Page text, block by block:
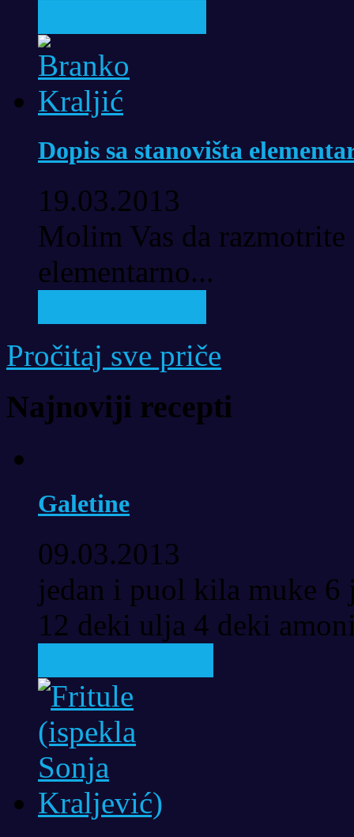
Dopis sa stanovišta
19.03.2013
Molim Vas da
elementarno...
Pročitaj sve priče
Najnoviji recepti
Galetine
09.03.2013
jedan i puol kila muke
12 deki ulja 4 deki